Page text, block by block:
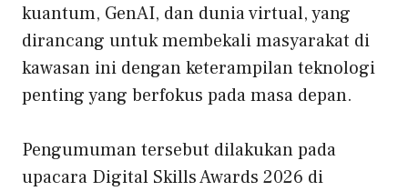
kuantum, GenAI, dan dunia virtual, yang
dirancang untuk membekali masyarakat di
kawasan ini dengan keterampilan teknologi
penting yang berfokus pada masa depan.
Pengumuman tersebut dilakukan pada
upacara Digital Skills Awards 2026 di